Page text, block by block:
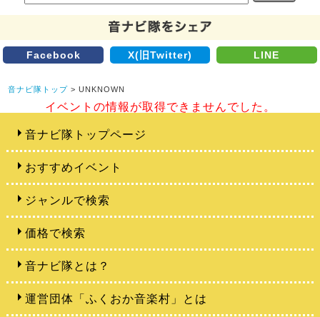
Facebook X(旧Twitter) LINE
音ナビ隊トップ > UNKNOWN
イベントの情報が取得できませんでした。
音ナビ隊トップページ
おすすめイベント
ジャンルで検索
価格で検索
音ナビ隊とは？
運営団体「ふくおか音楽村」とは